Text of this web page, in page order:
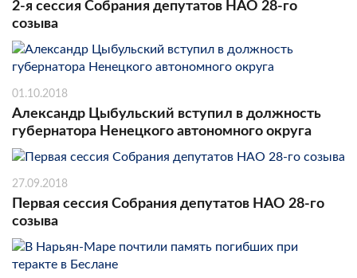
2-я сессия Собрания депутатов НАО 28-го
созыва
01.10.2018
Александр Цыбульский вступил в должность
губернатора Ненецкого автономного округа
27.09.2018
Первая сессия Собрания депутатов НАО 28-го
созыва